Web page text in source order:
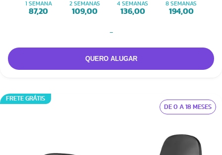
1 SEMANA
87,20
2 SEMANAS
109,00
4 SEMANAS
136,00
8 SEMANAS
194,00
-
FRETE GRÁTIS
DE 0 A 18 MESES